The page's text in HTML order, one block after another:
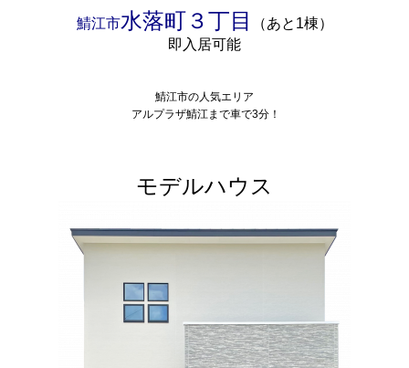
鯖江市水落町３丁目
（あと1棟）
即入居可能
鯖江市の人気エリア
アルプラザ鯖江まで車で3分！
モデルハウス